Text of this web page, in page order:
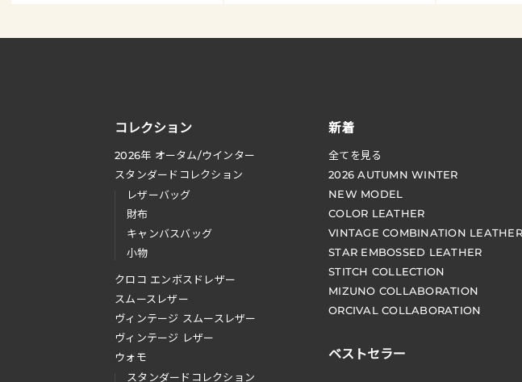
コレクション
2026年 オータム/ウインター
スタンダードコレクション
レザーバッグ
財布
キャンバスバッグ
小物
クロコ エンボスドレザー
スムースレザー
ヴィンテージ スムースレザー
ヴィンテージ レザー
ウォモ
スタンダードコレクション
新着
全てを見る
2026 AUTUMN WINTER
NEW MODEL
COLOR LEATHER
VINTAGE COMBINATION LEATHER
STAR EMBOSSED LEATHER
STITCH COLLECTION
MIZUNO COLLABORATION
ORCIVAL COLLABORATION
ベストセラー